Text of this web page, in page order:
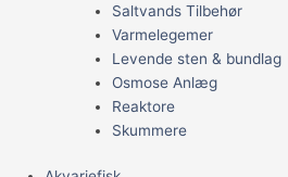
Saltvands Tilbehør
Varmelegemer
Levende sten & bundlag
Osmose Anlæg
Reaktore
Skummere